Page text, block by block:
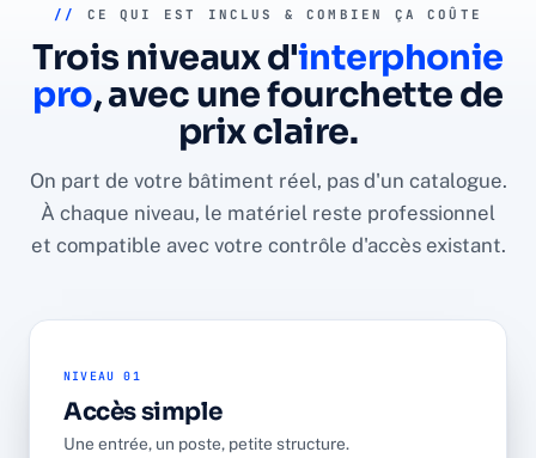
// CE QUI EST INCLUS & COMBIEN ÇA COÛTE
Trois niveaux d'interphonie
pro, avec une fourchette de
prix claire.
On part de votre bâtiment réel, pas d'un catalogue.
À chaque niveau, le matériel reste professionnel
et compatible avec votre contrôle d'accès existant.
NIVEAU 01
Accès simple
Une entrée, un poste, petite structure.